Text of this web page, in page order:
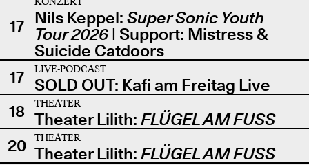
17 Nils Keppel: Super Sonic Youth
Tour 2026| Support: Mistress &
Suicide Catdoors
17
LIVE-PODCAST
SOLD OUT: Kafi am Freitag Live
18
THEATER
Theater Lilith: FLÜGEL AM FUSS
20
THEATER
Theater Lilith: FLÜGEL AM FUSS